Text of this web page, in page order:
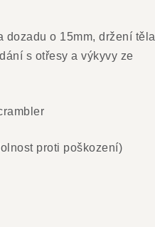
dozadu o 15mm, držení těla
s otřesy a výkyvy ze
proti poškození)